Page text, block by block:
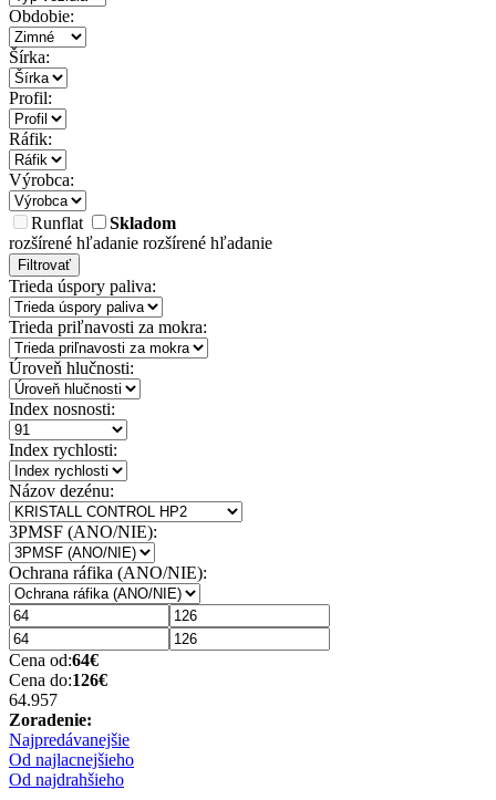
Obdobie:
Šírka:
Profil:
Ráfik:
Výrobca:
Runflat
Skladom
rozšírené hľadanie rozšírené hľadanie
Filtrovať
Trieda úspory paliva:
Trieda priľnavosti za mokra:
Úroveň hlučnosti:
Index nosnosti:
Index rychlosti:
Názov dezénu:
3PMSF (ANO/NIE):
Ochrana ráfika (ANO/NIE):
Cena od:64€
Cena do:126€
64.957
Zoradenie:
Najpredávanejšie
Od najlacnejšieho
Od najdrahšieho